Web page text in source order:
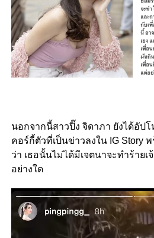
นอกจากนี้สาวปิ๊ง จิดาภา ยังได้อัป
คอร์กี้ตัวที่เป็นข่าวลงใน IG Story
ว่า เธอนั้นไม่ได้มีเจตนาจะทำร้าย
อย่างใด
Video
Player